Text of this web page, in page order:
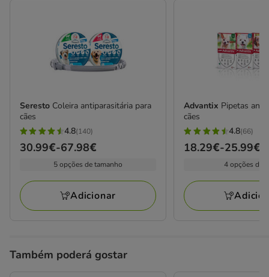
Seresto Coleira antiparasitária para
cães
4.8
estrelas
140
avaliações
4.8(140)
Preço
a
67.98€
30.99€-67.98€
5 opções de tamanho
Adicionar
Advantix Pipetas
cães
4.8
estrelas
66
avaliações
4.8(66)
Preço
a
25.99€
18.29€-25.99€
4 opções de
Também poderá gostar